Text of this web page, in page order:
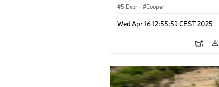
5 Door · Cooper
Wed Apr 16 12:55:59 CEST 2025